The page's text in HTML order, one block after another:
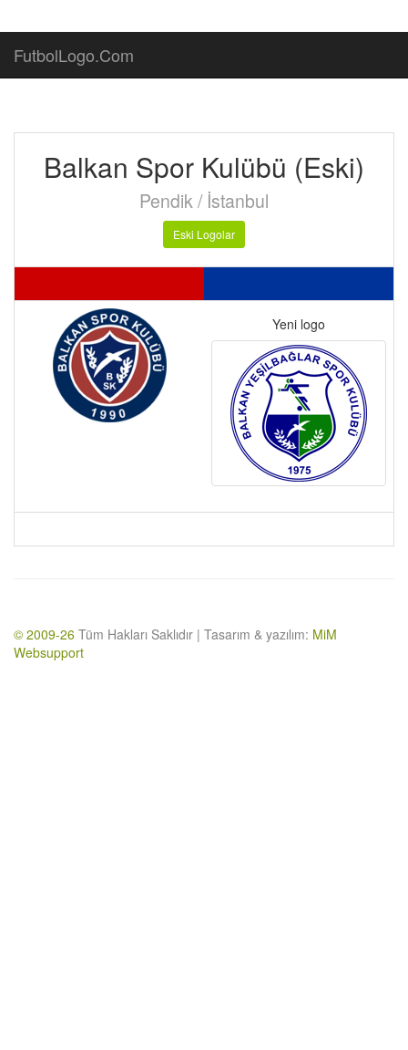
FutbolLogo.Com
Balkan Spor Kulübü (Eski)
Pendik / İstanbul
Eski Logolar
Yeni logo
© 2009-26 Tüm Hakları Saklıdır | Tasarım & yazılım: MiM
Websupport